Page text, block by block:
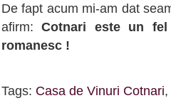
De fapt acum mi-am dat
afirm:Cotnari este un
romanesc !
Tags: Casa de Vinuri Cotnari,